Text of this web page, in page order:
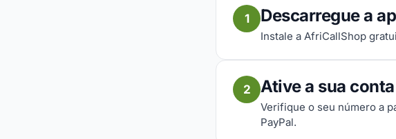
1 Descarregue a
Instale a AfriCallShop
2 Ative a sua conta
Verifique o seu número a
PayPal.